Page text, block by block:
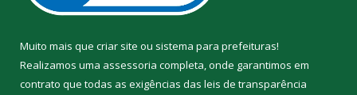
Muito mais que criar site ou sistema para prefeituras!
Realizamos uma assessoria completa, onde garantimos em
contrato que todas as exigências das leis de transparência